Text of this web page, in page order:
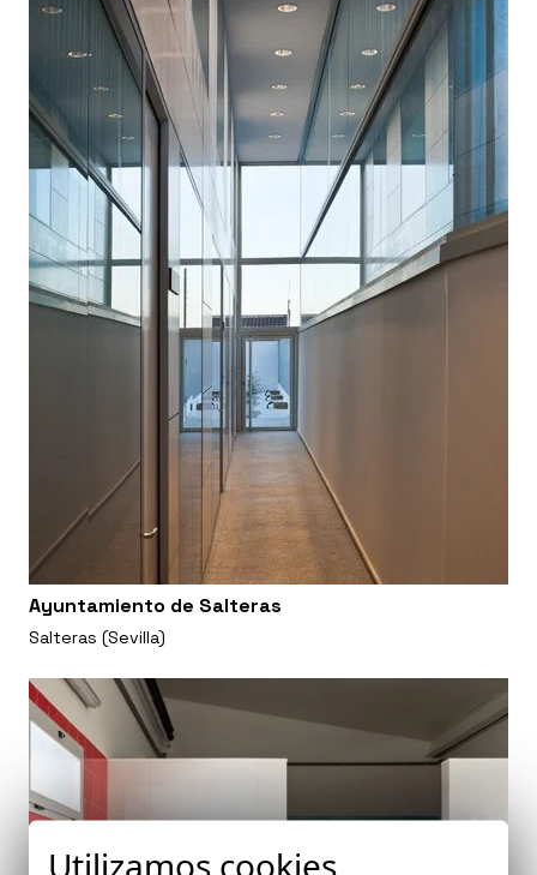
Ayuntamiento de Salteras
Salteras (Sevilla)
Utilizamos cookies